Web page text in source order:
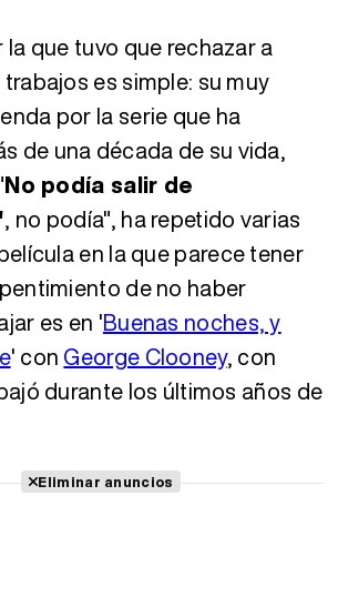
la que tuvo que rechazar a
es simple: su muy
por la serie que ha
de una década de su vida,
No podía salir de
, no podía", ha repetido varias
en la que parece tener
de no haber
es en 'Buenas noches, y
' con George Clooney, con
durante los últimos años de
Eliminar anuncios